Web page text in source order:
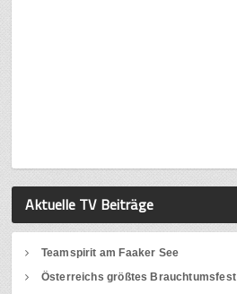
Aktuelle TV Beiträge
Teamspirit am Faaker See
Österreichs größtes Brauchtumsfest